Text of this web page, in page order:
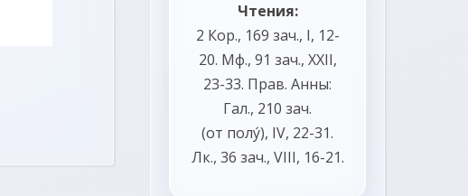
Чтения:
2 Кор., 169 зач., I, 12-
20. Мф., 91 зач., XXII,
23-33. Прав. Анны:
Гал., 210 зач.
(от полу́), IV, 22-31.
Лк., 36 зач., VIII, 16-21.